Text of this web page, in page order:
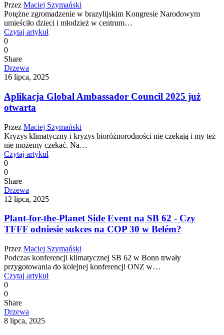
Przez Maciej Szymański
Potężne zgromadzenie w brazylijskim Kongresie Narodowym
umieściło dzieci i młodzież w centrum…
Czytaj artykuł
0
0
Share
Drzewa
16 lipca, 2025
Aplikacja Global Ambassador Council 2025 już
otwarta
Przez Maciej Szymański
Kryzys klimatyczny i kryzys bioróżnorodności nie czekają i my też
nie możemy czekać. Na…
Czytaj artykuł
0
0
Share
Drzewa
12 lipca, 2025
Plant-for-the-Planet Side Event na SB 62 - Czy
TFFF odniesie sukces na COP 30 w Belém?
Przez Maciej Szymański
Podczas konferencji klimatycznej SB 62 w Bonn trwały
przygotowania do kolejnej konferencji ONZ w…
Czytaj artykuł
0
0
Share
Drzewa
8 lipca, 2025